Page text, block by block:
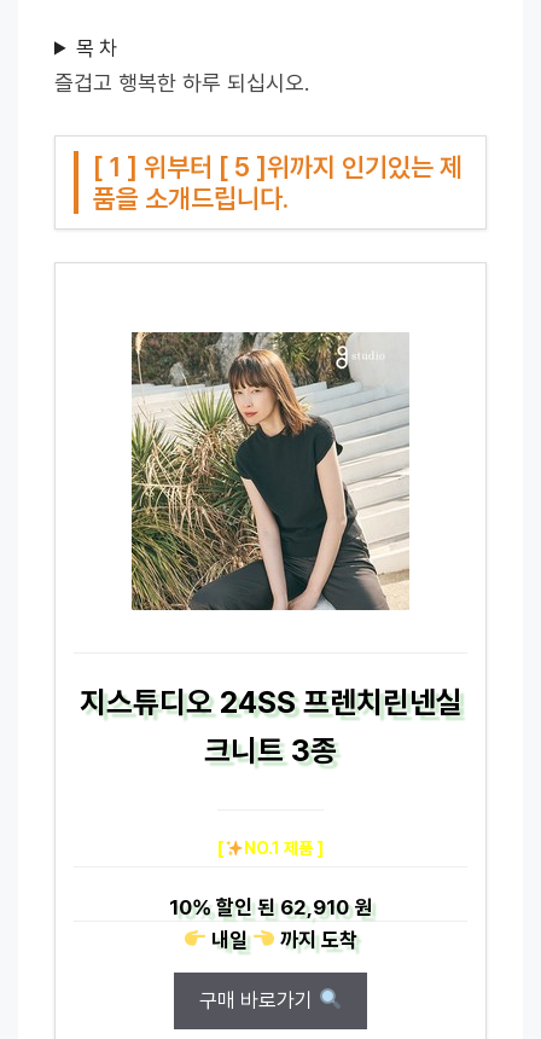
목 차
즐겁고 행복한 하루 되십시오.
[ 1 ] 위부터 [ 5 ]위까지 인기있는 제
품을 소개드립니다.
지스튜디오 24SS 프렌치린넨실
크니트 3종
[ NO.1 제품 ]
10%할인 된62,910 원
내일
까지도착
구매 바로가기